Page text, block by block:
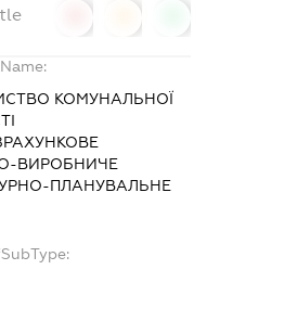
КОМУНАЛЬНОЇ
ВИРОБНИЧЕ
ПЛАНУВАЛЬНЕ